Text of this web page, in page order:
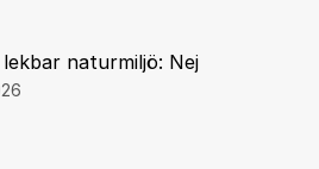
naturmiljö: Nej